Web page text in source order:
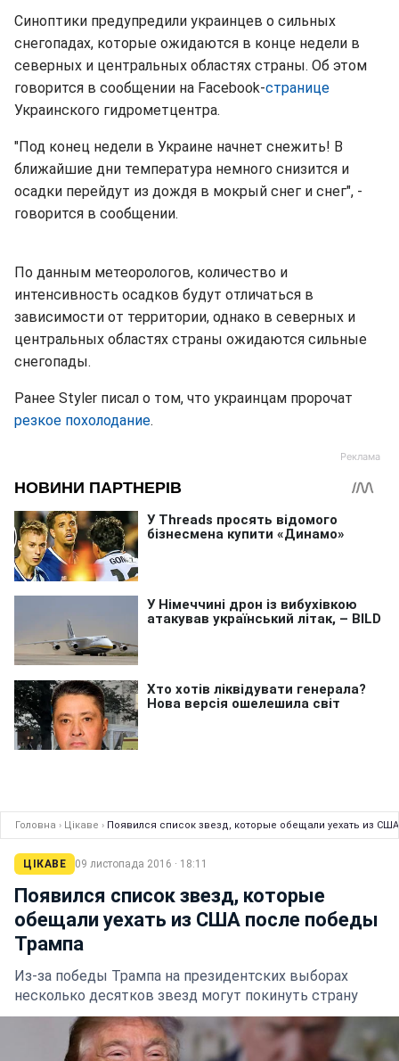
Синоптики предупредили украинцев о сильных
снегопадах, которые ожидаются в конце недели в
северных и центральных областях страны. Об этом
говорится в сообщении на Facebook-странице
Украинского гидрометцентра.
"Под конец недели в Украине начнет снежить! В
ближайшие дни температура немного снизится и
осадки перейдут из дождя в мокрый снег и снег", -
говорится в сообщении.
По данным метеорологов, количество и
интенсивность осадков будут отличаться в
зависимости от территории, однако в северных и
центральных областях страны ожидаются сильные
снегопады.
Ранее Styler писал о том, что украинцам пророчат
резкое похолодание.
Головна › Цікаве › Появился список звезд, которые обещали уехать из
ЦІКАВЕ 09 листопада 2016 · 18:11
Появился список звезд, которые
обещали уехать из США после победы
Трампа
Из-за победы Трампа на президентских выборах
несколько десятков звезд могут покинуть страну